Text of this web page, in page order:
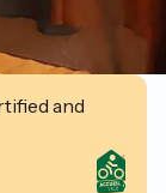
and